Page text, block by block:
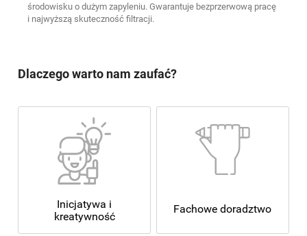
środowisku o dużym zapyleniu. Gwarantuje bezprzerwową pracę
i najwyższą skuteczność filtracji.
Dlaczego warto nam zaufać?
Inicjatywa i
kreatywność
Fachowe doradztwo